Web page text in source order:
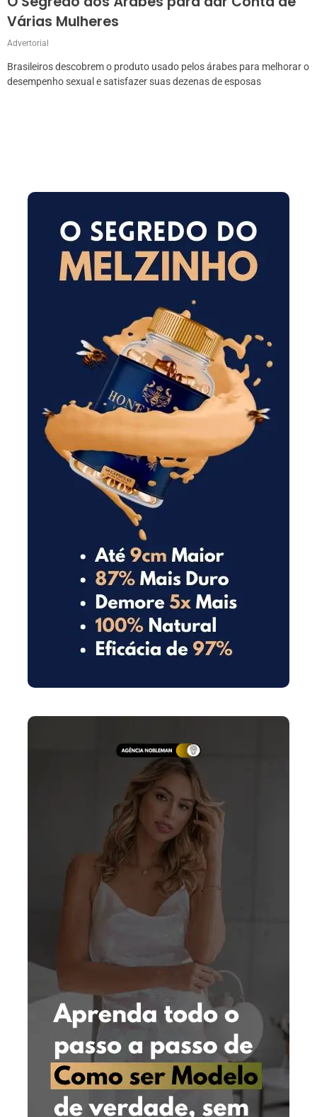
Várias Mulheres
Advertorial
Brasileiros descobrem o produto usado pelos árabes para melhorar o
desempenho sexual e satisfazer suas dezenas de esposas